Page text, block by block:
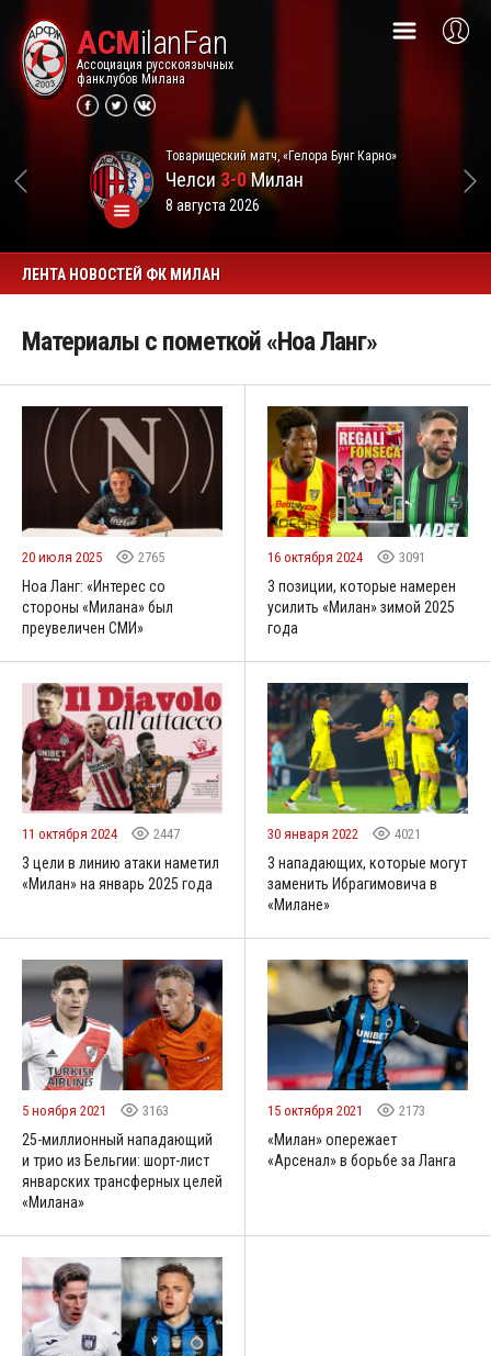
ACMilanFan
Ассоциация русскоязычных
фанклубов Милана
Товарищеский матч, «Гелора Бунг Карно»
Челси3-0Милан
8 августа 2026
ЛЕНТА НОВОСТЕЙ ФК МИЛАН
Материалы с пометкой «Ноа Ланг»
20 июля 2025 2765
Ноа Ланг: «Интерес со
стороны «Милана» был
преувеличен СМИ»
16 октября 2024 3091
3 позиции, которые намерен
усилить «Милан» зимой 2025
года
11 октября 2024 2447
3 цели в линию атаки наметил
«Милан» на январь 2025 года
30 января 2022 4021
3 нападающих, которые могут
заменить Ибрагимовича в
«Милане»
5 ноября 2021 3163
25-миллионный нападающий
и трио из Бельгии: шорт-лист
январских трансферных целей
«Милана»
15 октября 2021 2173
«Милан» опережает
«Арсенал» в борьбе за Ланга